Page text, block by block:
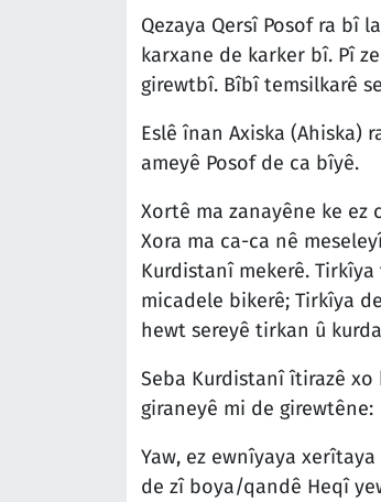
Qezaya Qersî Posof ra bî
karxane de karker bî. Pî
girewtbî. Bîbî temsilkarê
Eslê înan Axiska (Ahiska)
ameyê Posof de ca bîyê.
Xortê ma zanayêne ke ez
Xora ma ca-ca nê
Kurdistanî mekerê.
micadele bikerê; Tirkîya
hewt sereyê tirkan û
Seba Kurdistanî îtirazê
giraneyê mi de girewtêne:
Yaw, ez ewnîyaya
de zî boya/qandê Heqî